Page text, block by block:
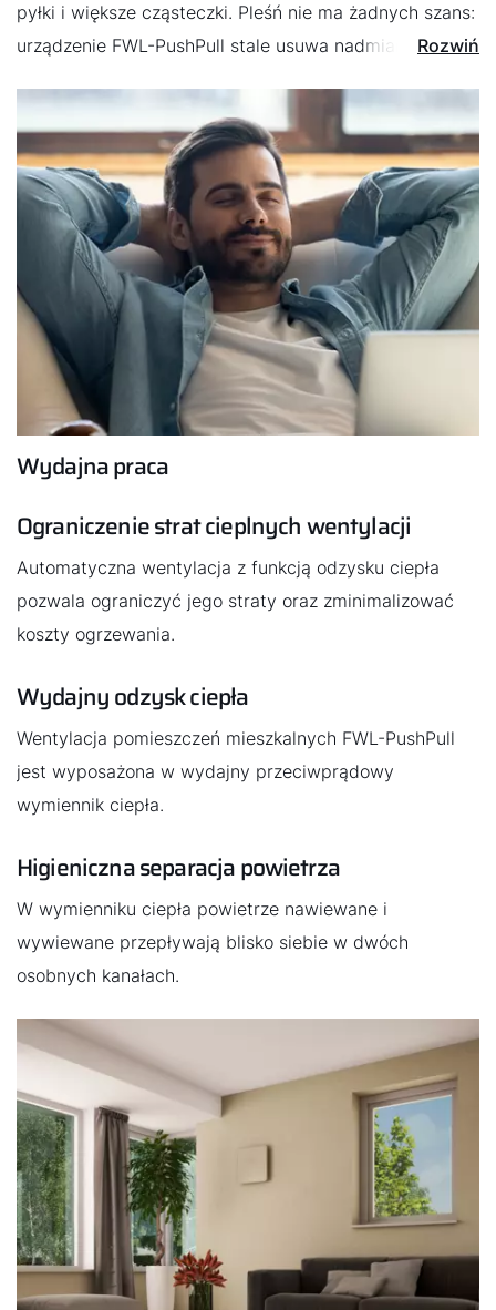
pyłki i większe cząsteczki. Pleśń nie ma żadnych szans:
urządzenie FWL-PushPull stale usuwa nadmiar wilgoci
Rozwiń
Wydajna praca
Ograniczenie strat cieplnych wentylacji
Automatyczna wentylacja z funkcją odzysku ciepła
pozwala ograniczyć jego straty oraz zminimalizować
koszty ogrzewania.
Wydajny odzysk ciepła
Wentylacja pomieszczeń mieszkalnych FWL-PushPull
jest wyposażona w wydajny przeciwprądowy
wymiennik ciepła.
Higieniczna separacja powietrza
W wymienniku ciepła powietrze nawiewane i
wywiewane przepływają blisko siebie w dwóch
osobnych kanałach.
Kariera
Kontakt